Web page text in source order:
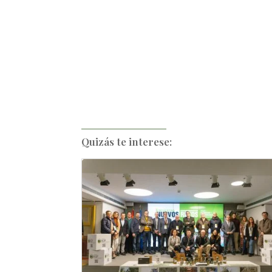
Quizás te interese: